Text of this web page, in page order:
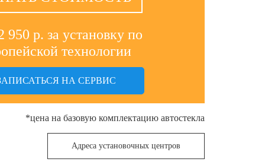
950 р. за установку по
технологии
НА СЕРВИС
*цена на базовую комплектацию автостекла
Адреса установочных центров